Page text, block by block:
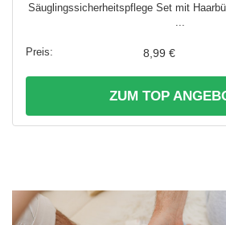
Säuglingssicherheitspflege Set mit
8,99 €
ZUM TOP